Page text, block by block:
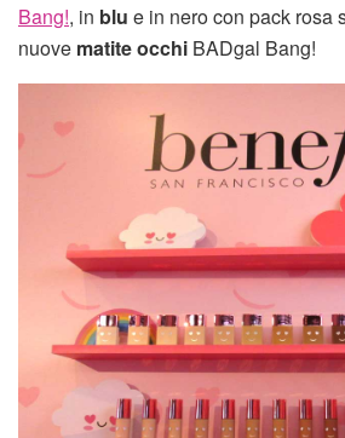
Bang!, in blu e in nero con pack rosa
nuove matite occhi BADgal Bang!